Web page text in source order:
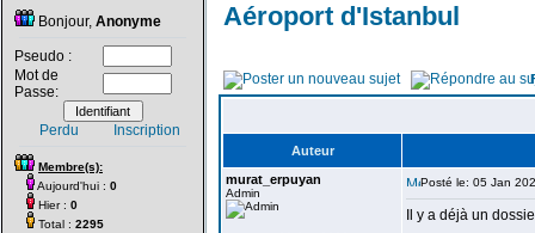
Bonjour, Anonyme
Pseudo :
Mot de
Passe:
Perdu Inscription
Membre(s):
Aujourd'hui : 0
Hier : 0
Total : 2295
Aéroport d'Istanbul
Auteur
murat_erpuyan
Admin
Posté le: 05 Jan
Il y a déjà un